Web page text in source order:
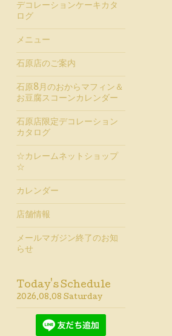
デコレーションケーキカタ
ログ
メニュー
石原店のご案内
石原8月のおからマフィン＆
お豆腐スコーンカレンダー
石原店限定デコレーション
カタログ
☆カレームネットショップ
☆
カレンダー
店舗情報
メールマガジン終了のお知
らせ
Today's Schedule
2026.08.08 Saturday